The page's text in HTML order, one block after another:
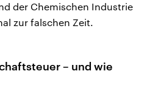
der Chemischen Industrie
zur falschen Zeit.
– und wie